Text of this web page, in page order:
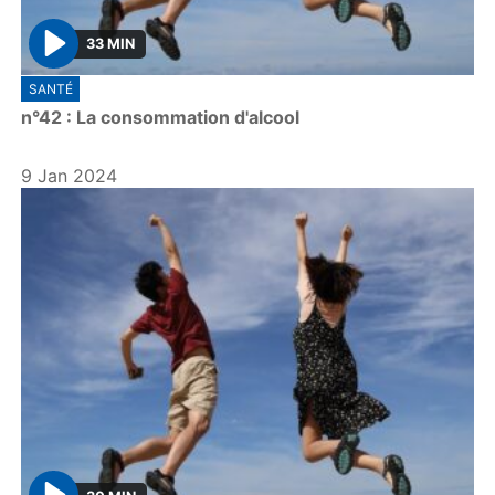
P
l
a
33 MIN
SANTÉ
n°42 : La consommation d'alcool
9 Jan 2024